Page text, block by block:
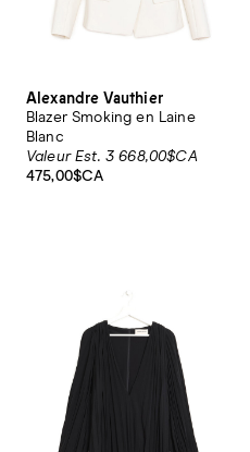
Alexandre Vauthier
Blazer Smoking en Laine
Blanc
Valeur Est. 3 668,00$CA
475,00$CA